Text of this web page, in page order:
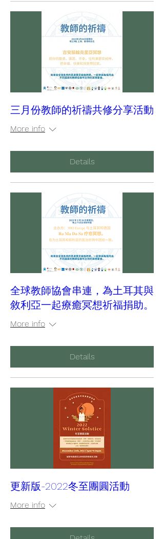
三月份教師的祈禱共修分享活動
More info
Details
全球教師協會串連，為土耳其與
敘利亞一起療癒冥想祈福捐助。
More info
Details
更新版-2022冬至團圓活動
More info